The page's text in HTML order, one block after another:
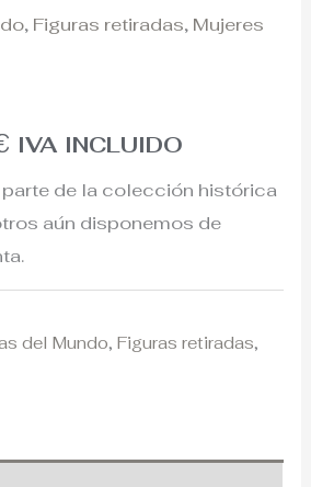
, Figuras retiradas, Mujeres
IVA INCLUIDO
parte de la colección histórica
aún disponemos de
del Mundo,Figuras retiradas,